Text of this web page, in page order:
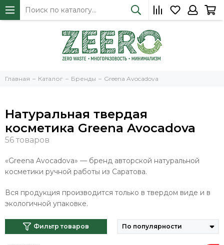
Главная Каталог Бренды Greena Avocadova
Натуральная твердая
косметика Greena Avocadova
«Greena Avocadova» — бренд авторской натуральной
косметики ручной работы из Саратова.
Вся продукция производится только в твердом виде и в
экологичной упаковке.
Фильтр товаров